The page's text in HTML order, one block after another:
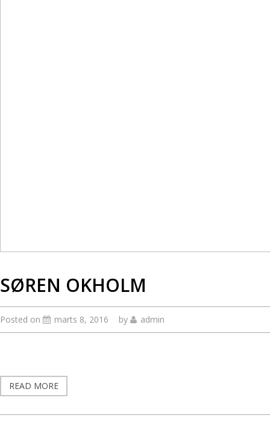
SØREN OKHOLM
Posted on marts 8, 2016 by admin
READ MORE